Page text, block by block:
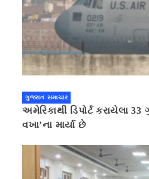
ગુજરાત સમાચાર
અમેરિકાથી ડિપોર્ટ કરાયેલા
વખા’ના માર્યા છે